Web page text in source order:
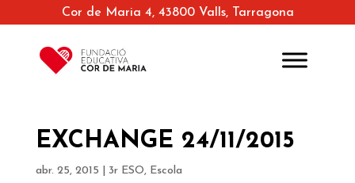
Cor de Maria 4, 43800 Valls, Tarragona
EXCHANGE 24/11/2015
abr. 25, 2015 3r ESO, Escola